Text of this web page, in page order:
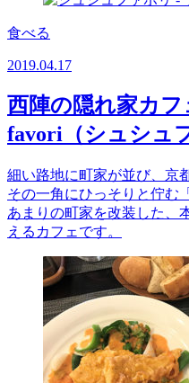
食べる
2019.04.17
西陣の隠れ家カフ
favori（シュシュ
細い路地に町家が並び、京
その一角にひっそりと佇む
あまりの町家を改装した、
えるカフェです。